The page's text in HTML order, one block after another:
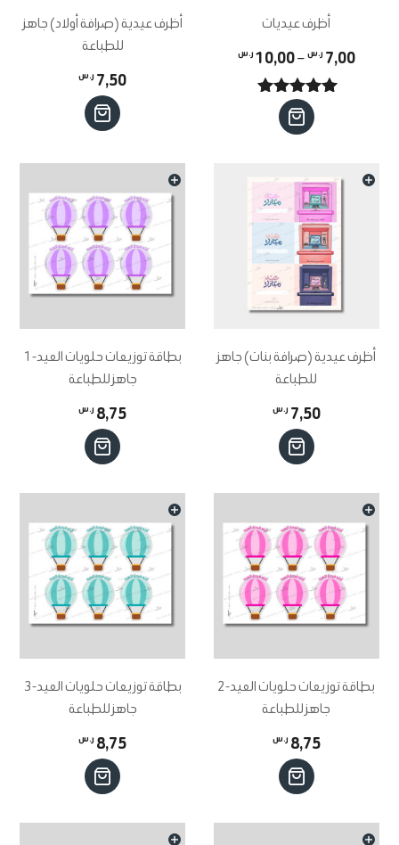
أظرف عيديات
7,00 ر.س –
10,00 ر.سنطاق
تم التقييم
5.00
من 5
هناك
الأشكال
المختلفة
لهذا
المنتج.
اختيار
الخيارات
على
صفحة
أظرف عيدية (صرافة أولاد) جاهز
للطباعة
7,50 ر.س
أظرف عيدية (صرافة بنات) جاهز
للطباعة
7,50 ر.س
بطاقة توزيعات حلويات العيد-1
جاهز للطباعة
8,75 ر.س
بطاقة توزيعات حلويات العيد-2
جاهز للطباعة
8,75 ر.س
بطاقة توزيعات حلويات العيد-3
جاهز للطباعة
8,75 ر.س